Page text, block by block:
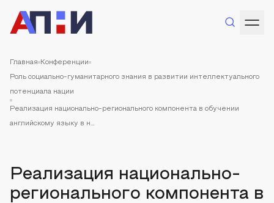
Главная Конференции
Роль социально-гуманитарного знания в развитии интеллектуального
потенциала нации
Реализация национально-регионального компонента в обучении
английскому языку в н...
Реализация национально-
регионального компонента в